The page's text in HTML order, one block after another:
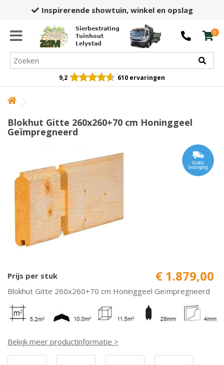
Inspirerende showtuin,winkel en opslag
Sierbestrating
Tuinhout
Lelystad
0
9,2 610 ervaringen
Blokhut Gitte 260x260+70 cm Honinggeel
Geïmpregneerd
Prijs per stuk € 1.879,00
Blokhut Gitte 260x260+70 cm Honinggeel Geïmpregneerd
Bekijk meer productinformatie >